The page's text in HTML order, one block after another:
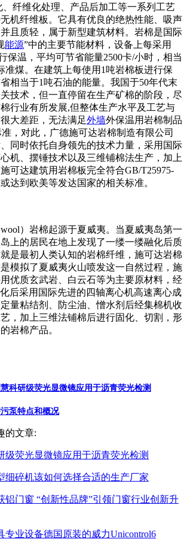
纤维化处理、产品后加工等一系列工艺
机纤维板。它具有优良的绝热性能、吸声
且质轻，属于新型建筑材料。岩棉是国际
能源”中的主要节能材料，设备上每采用
保温，平均可节省能量2500卡/小时，相当
准煤。在建筑上每使用1吨岩棉板进行保
相当于1吨石油的能量。我国于50年代末
技术，但一直停留在生产矿棉的阶段，尽
行业有所发展,但整体生产水平及工艺与
大差距，无法满足外墙外保温用岩棉制品
准，对此，广德施可达岩棉制造有限公司
同时依托自身领先的技术力量，采用国际
机、摆锤技术以及三维铺棉法生产，加上
可达建筑用岩棉板完全符合GB/T25975-
达到欧美等发达国家的相关标准。
）岩棉起源于夏威夷。当夏威夷岛第一
上的居民在地上发现了一缕一缕融化后质
是最初人类认知的岩棉纤维，施可达岩棉
模拟了夏威夷火山喷发这一自然过程，施
优质玄武岩、白云石等为主要原材料，经
后采用国际先进的四轴离心机高速离心成
量粘结剂、防尘油、憎水剂后经集棉机收
，加上三维法铺棉后进行固化、切割，形
岩棉产品。
科研级荧光显微镜应用于沥青荧光检测
泵特点和概况
的文章:
级荧光显微镜应用于沥青荧光检测
细碎机该如何选择合适的生产厂家
铝门窗 “创新性品牌”引领门窗行业创新升
专业设备德国原装的威力Unicontrol6